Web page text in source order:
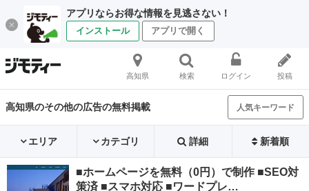
アプリならお得な情報を見逃さない！
インストール アプリで開く
高知県 検索 ログイン 投稿
高知県のその他の広告の無料掲載 人気キーワード
エリア カテゴリ 詳細 新着順
■ホームページを無料（0円）で制作 ■SEO対
策済 ■スマホ対応 ■ワードプレ…